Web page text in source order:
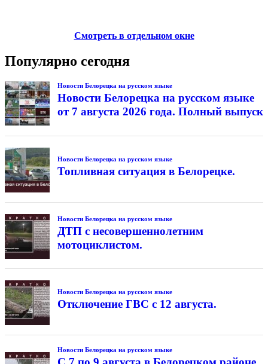
Смотреть в отдельном окне
Популярно сегодня
Новости Белорецка на русском языке
Новости Белорецка на русском языке
от 7 августа 2026 года. Полный выпуск
Новости Белорецка на русском языке
Топливная ситуация в Белорецке.
Новости Белорецка на русском языке
ДТП с несовершеннолетним
мотоциклистом.
Новости Белорецка на русском языке
Отключение ГВС с 12 августа.
Новости Белорецка на русском языке